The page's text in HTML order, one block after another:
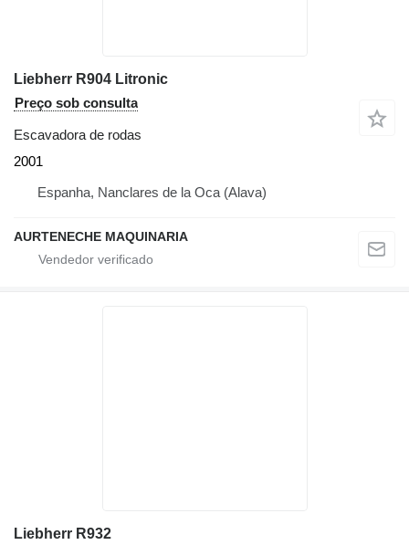
Liebherr R904 Litronic
Preço sob consulta
Escavadora de rodas
2001
Espanha, Nanclares de la Oca (Alava)
AURTENECHE MAQUINARIA
Liebherr R932